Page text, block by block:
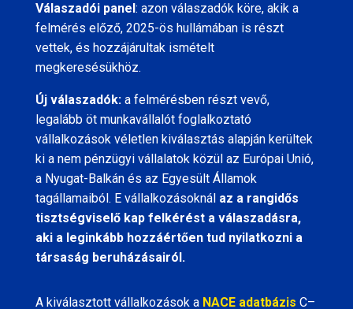
Válaszadói panel: azon válaszadók köre, akik a
felmérés előző, 2025-ös hullámában is részt
vettek, és hozzájárultak ismételt
megkeresésükhöz.
Új válaszadók:a felmérésben részt vevő,
legalább öt munkavállalót foglalkoztató
vállalkozások véletlen kiválasztás alapján kerültek
ki a nem pénzügyi vállalatok közül az Európai Unió,
a Nyugat-Balkán és az Egyesült Államok
tagállamaiból. E vállalkozásoknál az a rangidős
tisztségviselő kap felkérést a válaszadásra,
aki a leginkább hozzáértően tud nyilatkozni a
társaság beruházásairól.
A kiválasztott vállalkozások aNACE adatbázis C–